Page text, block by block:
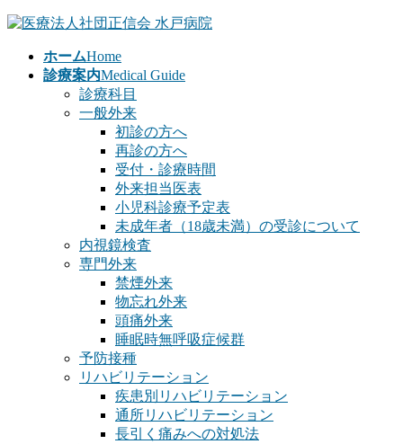
コ
ナ
ホームHome
診療案内Medical Guide
診療科目
一般外来
初診の方へ
再診の方へ
受付・診療時間
外来担当医表
小児科診療予定表
未成年者（18歳未満）の受診について
内視鏡検査
専門外来
禁煙外来
物忘れ外来
頭痛外来
睡眠時無呼吸症候群
予防接種
リハビリテーション
疾患別リハビリテーション
通所リハビリテーション
長引く痛みへの対処法